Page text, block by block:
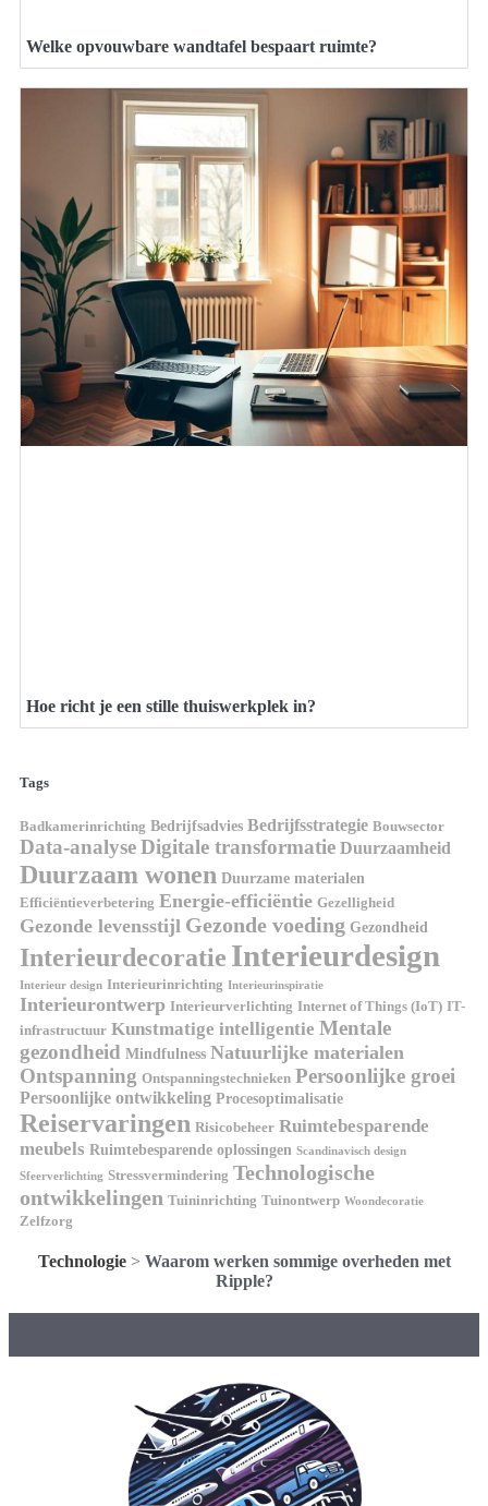
Welke opvouwbare wandtafel bespaart ruimte?
Hoe richt je een stille thuiswerkplek in?
Tags
Badkamerinrichting Bedrijfsadvies Bedrijfsstrategie Bouwsector
Data-analyseDigitale transformatie Duurzaamheid
Duurzaam wonen Duurzame materialen
Efficiëntieverbetering Energie-efficiëntie Gezelligheid
Gezonde levensstijl Gezonde voeding Gezondheid
Interieurdecoratie Interieurdesign
Interieur design Interieurinrichting Interieurinspiratie
Interieurontwerp Interieurverlichting Internet of Things (IoT) IT-
infrastructuur Kunstmatige intelligentie Mentale
gezondheid Mindfulness Natuurlijke materialen
Ontspanning Ontspanningstechnieken Persoonlijke groei
Persoonlijke ontwikkeling Procesoptimalisatie
Reiservaringen Risicobeheer Ruimtebesparende
meubels Ruimtebesparende oplossingen Scandinavisch design
Sfeerverlichting Stressvermindering Technologische
ontwikkelingen Tuininrichting Tuinontwerp Woondecoratie
Zelfzorg
Technologie> Waarom werken sommige overheden met
Ripple?